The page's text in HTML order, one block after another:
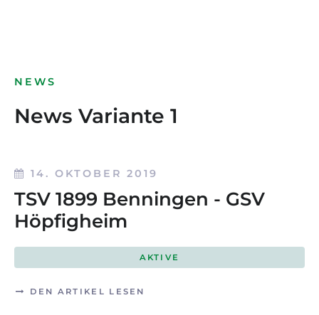
NEWS
News Variante 1
14. OKTOBER 2019
TSV 1899 Benningen - GSV
Höpfigheim
AKTIVE
DEN ARTIKEL LESEN